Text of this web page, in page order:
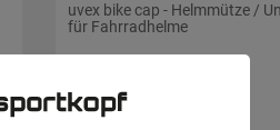
uvex bike cap - Helmmütze /
für Fahrradhelme